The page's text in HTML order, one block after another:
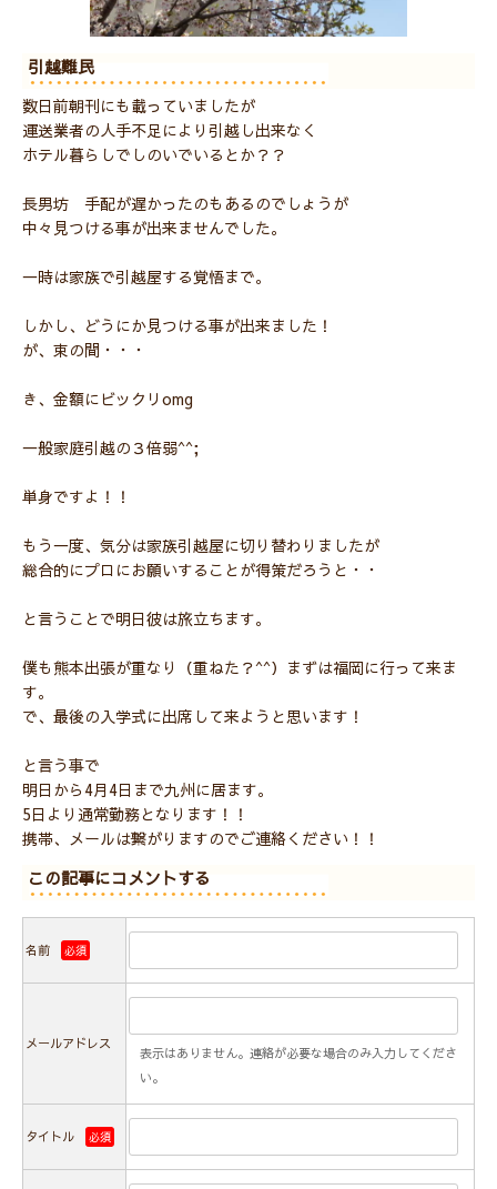
引越難民
数日前朝刊にも載っていましたが
運送業者の人手不足により引越し出来なく
ホテル暮らしでしのいでいるとか？？
長男坊 手配が遅かったのもあるのでしょうが
中々見つける事が出来ませんでした。
一時は家族で引越屋する覚悟まで。
しかし、どうにか見つける事が出来ました！
が、束の間・・・
き、金額にビックリomg
一般家庭引越の３倍弱^^;
単身ですよ！！
もう一度、気分は家族引越屋に切り替わりましたが
総合的にプロにお願いすることが得策だろうと・・
と言うことで明日彼は旅立ちます。
僕も熊本出張が重なり（重ねた？^^）まずは福岡に行って来ま
す。
で、最後の入学式に出席して来ようと思います！
と言う事で
明日から4月4日まで九州に居ます。
5日より通常勤務となります！！
携帯、メールは繋がりますのでご連絡ください！！
この記事にコメントする
名前 必須
メールアドレス
表示はありません。連絡が必要な場合のみ入力してくださ
い。
タイトル 必須